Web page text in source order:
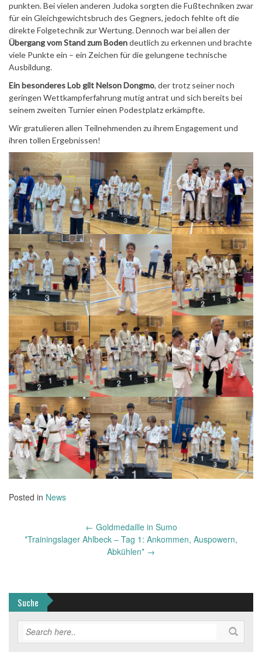
punkten. Bei vielen anderen Judoka sorgten die Fußtechniken zwar
für ein Gleichgewichtsbruch des Gegners, jedoch fehlte oft die
direkte Folgetechnik zur Wertung. Dennoch war bei allen der
Übergang vom Stand zum Bodendeutlich zu erkennen und brachte
viele Punkte ein – ein Zeichen für die gelungene technische
Ausbildung.
Ein besonderes Lob gilt Nelson Dongmo, der trotz seiner noch
geringen Wettkampferfahrung mutig antrat und sich bereits bei
seinem zweiten Turnier einen Podestplatz erkämpfte.
Wir gratulieren allen Teilnehmenden zu ihrem Engagement und
ihren tollen Ergebnissen!
Posted in News
navigation
← Goldmedaille in Sumo
*Trainingslager Ahlbeck – Tag 1: Ankommen, Auspowern,
Abkühlen* →
Suche